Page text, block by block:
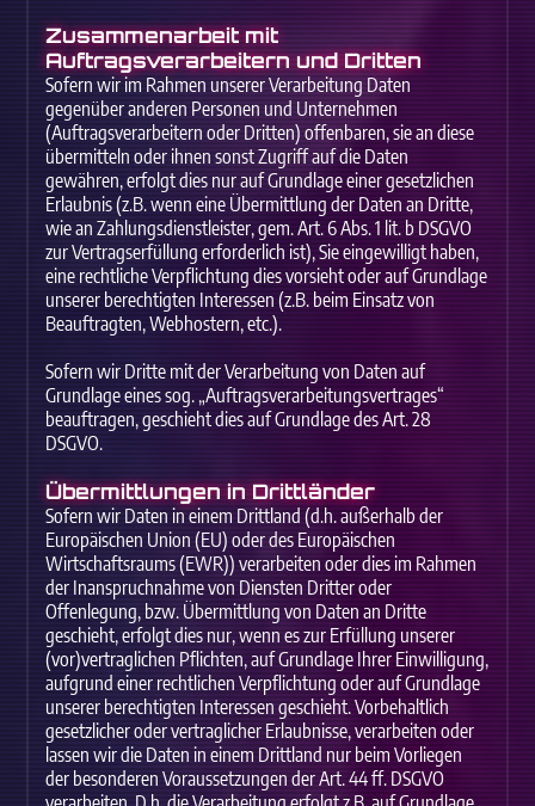
Zusammenarbeit mit
Auftragsverarbeitern und Dritten
Sofern wir im Rahmen unserer Verarbeitung Daten
gegenüber anderen Personen und Unternehmen
(Auftragsverarbeitern oder Dritten) offenbaren, sie an diese
übermitteln oder ihnen sonst Zugriff auf die Daten
gewähren, erfolgt dies nur auf Grundlage einer gesetzlichen
Erlaubnis (z.B. wenn eine Übermittlung der Daten an Dritte,
wie an Zahlungsdienstleister, gem. Art. 6 Abs. 1 lit. b DSGVO
zur Vertragserfüllung erforderlich ist), Sie eingewilligt haben,
eine rechtliche Verpflichtung dies vorsieht oder auf Grundlage
unserer berechtigten Interessen (z.B. beim Einsatz von
Beauftragten, Webhostern, etc.).
Sofern wir Dritte mit der Verarbeitung von Daten auf
Grundlage eines sog. „Auftragsverarbeitungsvertrages“
beauftragen, geschieht dies auf Grundlage des Art. 28
DSGVO.
Übermittlungen in Drittländer
Sofern wir Daten in einem Drittland (d.h. außerhalb der
Europäischen Union (EU) oder des Europäischen
Wirtschaftsraums (EWR)) verarbeiten oder dies im Rahmen
der Inanspruchnahme von Diensten Dritter oder
Offenlegung, bzw. Übermittlung von Daten an Dritte
geschieht, erfolgt dies nur, wenn es zur Erfüllung unserer
(vor)vertraglichen Pflichten, auf Grundlage Ihrer Einwilligung,
aufgrund einer rechtlichen Verpflichtung oder auf Grundlage
unserer berechtigten Interessen geschieht. Vorbehaltlich
gesetzlicher oder vertraglicher Erlaubnisse, verarbeiten oder
lassen wir die Daten in einem Drittland nur beim Vorliegen
der besonderen Voraussetzungen der Art. 44 ff. DSGVO